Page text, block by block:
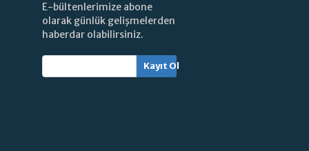
E-bültenlerimize abone
olarak günlük gelişmelerden
haberdar olabilirsiniz.
Kayıt Ol